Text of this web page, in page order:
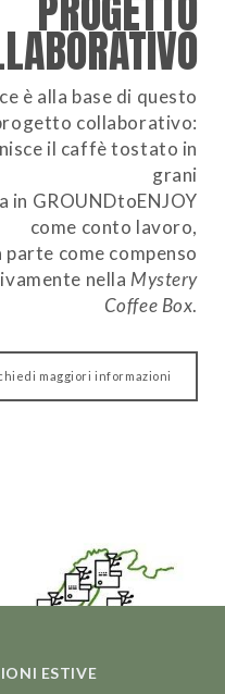
è alla base di questo
collaborativo:
il caffè tostato in
grani
in GROUNDtoENJOY
come conto lavoro,
come compenso
nella Mystery
Coffee Box.
maggiori informazioni
ESTIVE